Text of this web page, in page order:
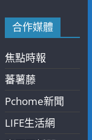
合作媒體
焦點時報
蕃薯藤
Pchome新聞
LIFE生活網